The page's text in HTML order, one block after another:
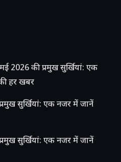
2026 की प्रमुख सुर्खियां: एक
हर खबर
सुर्खियां: एक नजर में जानें
सुर्खियां: एक नजर में जानें